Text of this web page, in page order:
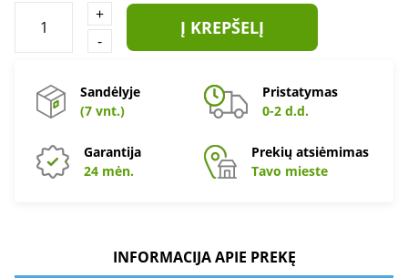
+
-
Į KREPŠELĮ
Sandėlyje
(7 vnt.)
Pristatymas
0-2 d.d.
Garantija
24 mėn.
Prekių atsiėmimas
Tavo mieste
INFORMACIJA APIE PREKĘ